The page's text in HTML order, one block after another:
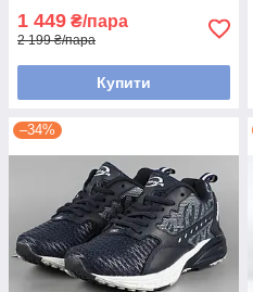
1 449 ₴/пара
2 199 ₴/пара
Купити
–34%